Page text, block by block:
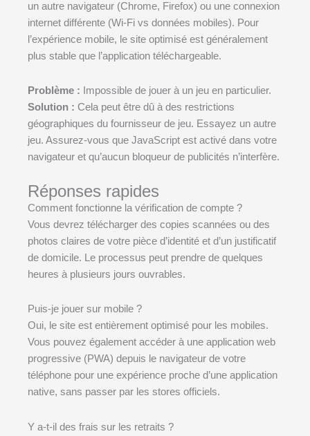
un autre navigateur (Chrome, Firefox) ou une connexion
internet différente (Wi-Fi vs données mobiles). Pour
l’expérience mobile, le site optimisé est généralement
plus stable que l’application téléchargeable.
Problème : Impossible de jouer à un jeu en particulier.
Solution : Cela peut être dû à des restrictions
géographiques du fournisseur de jeu. Essayez un autre
jeu. Assurez-vous que JavaScript est activé dans votre
navigateur et qu’aucun bloqueur de publicités n’interfère.
Réponses rapides
Comment fonctionne la vérification de compte ?
Vous devrez télécharger des copies scannées ou des
photos claires de votre pièce d’identité et d’un justificatif
de domicile. Le processus peut prendre de quelques
heures à plusieurs jours ouvrables.
Puis-je jouer sur mobile ?
Oui, le site est entièrement optimisé pour les mobiles.
Vous pouvez également accéder à une application web
progressive (PWA) depuis le navigateur de votre
téléphone pour une expérience proche d’une application
native, sans passer par les stores officiels.
Y a-t-il des frais sur les retraits ?